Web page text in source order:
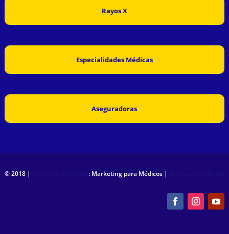
Rayos X
Especialidades Médicas
Aseguradoras
© 2018 | : Marketing para Médicos |